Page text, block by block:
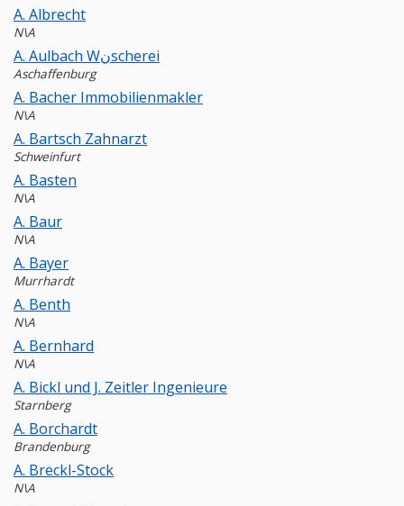
A. Albrecht
N\A
A. Aulbach Wنscherei
Aschaffenburg
A. Bacher Immobilienmakler
N\A
A. Bartsch Zahnarzt
Schweinfurt
A. Basten
N\A
A. Baur
N\A
A. Bayer
Murrhardt
A. Benth
N\A
A. Bernhard
N\A
A. Bickl und J. Zeitler Ingenieure
Starnberg
A. Borchardt
Brandenburg
A. Breckl-Stock
N\A